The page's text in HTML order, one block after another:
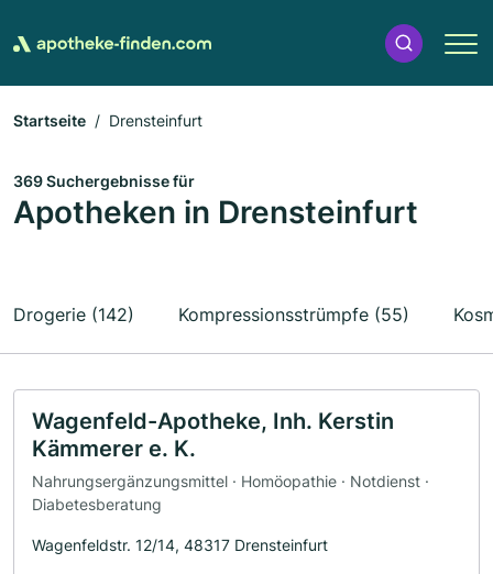
Startseite Drensteinfurt
369 Suchergebnisse für
Apotheken in Drensteinfurt
Drogerie (142) Kompressionsstrümpfe (55)
Wagenfeld-Apotheke, Inh. Kerstin
Kämmerer e. K.
Nahrungsergänzungsmittel · Homöopathie · Notdienst ·
Diabetesberatung
Wagenfeldstr. 12/14, 48317 Drensteinfurt